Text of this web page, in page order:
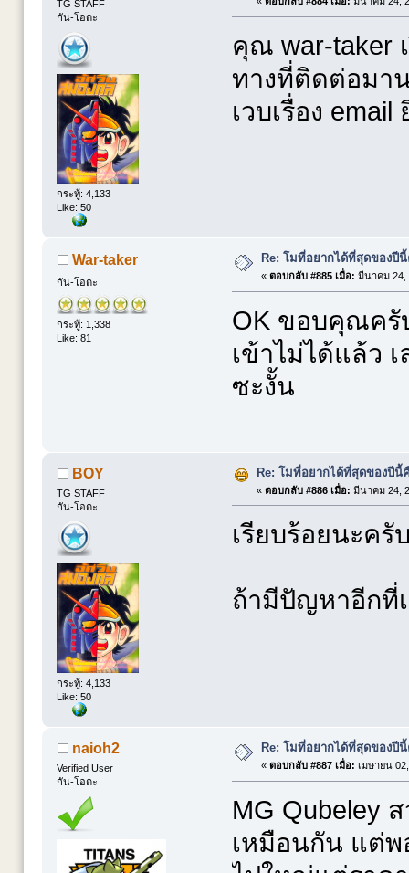
TG STAFF
กัน-โอตะ
กระทู้: 4,133
Like: 50
คุณ war-taker
ทางที่ติดต่อมา
เวบเรื่อง
War-taker
กัน-โอตะ
กระทู้: 1,338
Like: 81
Re: โมที่อยากได้ที่สุดของปี
« ตอบกลับ #885 เมื่อ: มีนาคม 24,
OK ขอบคุณครั
เข้าไม่ได้แล้ว
ซะงั้น
BOY
TG STAFF
กัน-โอตะ
กระทู้: 4,133
Like: 50
Re: โมที่อยากได้ที่สุดของปีนี้
« ตอบกลับ #886 เมื่อ: มีนาคม 24,
เรียบร้อยนะครั
ถ้ามีปัญหาอีกที่
naioh2
Verified User
กัน-โอตะ
Re: โมที่อยากได้ที่สุดของปี
« ตอบกลับ #887 เมื่อ: เมษายน
MG Qubeley
เหมือนกัน แต่พ